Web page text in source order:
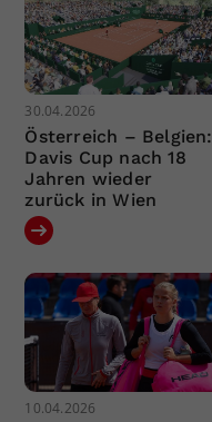
30.04.2026
Österreich – Belgien:
Davis Cup nach 18
Jahren wieder
zurück in Wien
10.04.2026